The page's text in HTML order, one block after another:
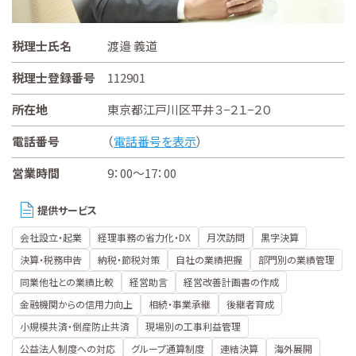
税理士氏名
渡邉 義道
税理士登録番号
112901
所在地
東京都江戸川区平井３−２１−２０
電話番号
（電話番号を表示）
営業時間
9：00～17：00
提供サービス
会社設立・起業 経理事務の省力化・DX 月次訪問
黒字決算
決算・税務申告
納税・節税対策 自社の業績把握
部門別の業績管理
同業他社との業績比較
経営助言
経営改善計画書の作成
金融機関からの信用力向上
相続・事業承継
後継者育成
小規模共済・倒産防止共済
現場別の工事利益管理
公益法人制度への対応
グループ通算制度 連結決算
海外展開